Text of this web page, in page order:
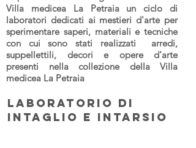
Villa medicea La Petraia un ciclo di
laboratori dedicati ai mestieri d'arte per
sperimentare saperi, materiali e tecniche
con cui sono stati realizzati arredi,
suppellettili, decori e opere d'arte
presenti nella collezione della Villa
medicea La Petraia
Laboratorio di
intaglio e intarsio